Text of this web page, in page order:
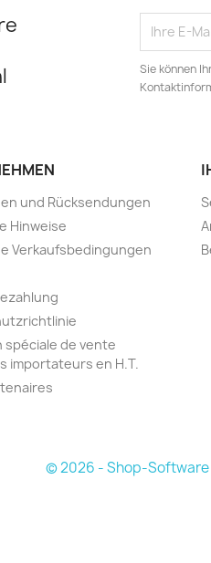
Sie können
und Rücksendungen
Hinweise
Verkaufsbedingungen
spéciale de vente
importateurs en H.T.
© 2026 - Shop-